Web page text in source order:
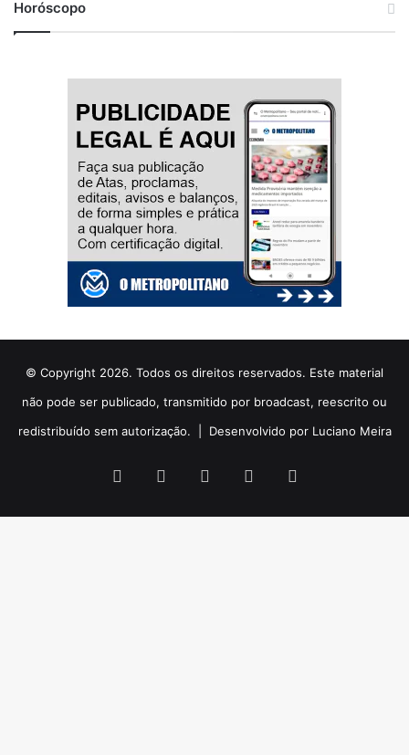
Horóscopo
© Copyright 2026. Todos os direitos reservados. Este material
não pode ser publicado, transmitido por broadcast, reescrito ou
redistribuído sem autorização. | Desenvolvido por Luciano Meira
Facebook YouTubeInstagram